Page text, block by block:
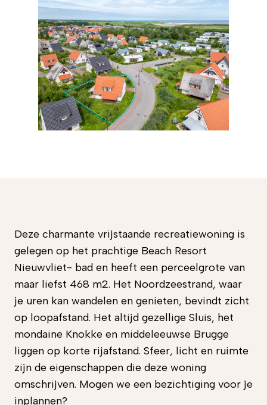
Deze charmante vrijstaande recreatiewoning is
gelegen op het prachtige Beach Resort
Nieuwvliet- bad en heeft een perceelgrote van
maar liefst 468 m2. Het Noordzeestrand, waar
je uren kan wandelen en genieten, bevindt zicht
op loopafstand. Het altijd gezellige Sluis, het
mondaine Knokke en middeleeuwse Brugge
liggen op korte rijafstand. Sfeer, licht en ruimte
zijn de eigenschappen die deze woning
omschrijven. Mogen we een bezichtiging voor je
inplannen?